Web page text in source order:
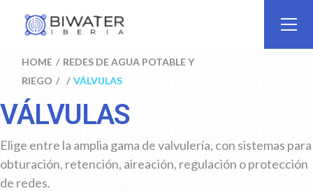
HOME
REDES DE AGUA POTABLE Y
RIEGO
VÁLVULAS
VÁLVULAS
Elige entre la amplia gama de valvulería, con sistemas para
obturación, retención, aireación, regulación o protección
de redes.